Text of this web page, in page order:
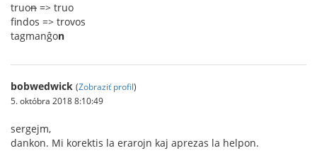
truon => truo
findos => trovos
tagmanĝon
bobwedwick (Zobraziť profil)
5. októbra 2018 8:10:49
sergejm,
dankon. Mi korektis la erarojn kaj aprezas la helpon.